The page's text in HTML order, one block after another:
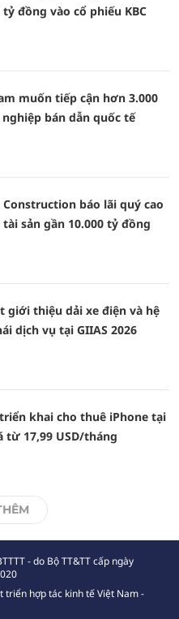
đồng vào cổ phiếu KBC
muốn tiếp cận hơn 3.000
bán dẫn quốc tế
báo lãi quý cao
sản gần 10.000 tỷ đồng
giới thiệu dải xe điện và hệ
dịch vụ tại GIIAS 2026
khai cho thuê iPhone tại
từ 17,99 USD/tháng
- do Bộ TT&TT cấp ngày
triển hợp tác kinh tế Việt Nam -